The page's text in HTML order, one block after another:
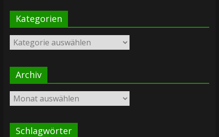
Kategorien
Kategorien
Archiv
Archiv
Schlagwörter